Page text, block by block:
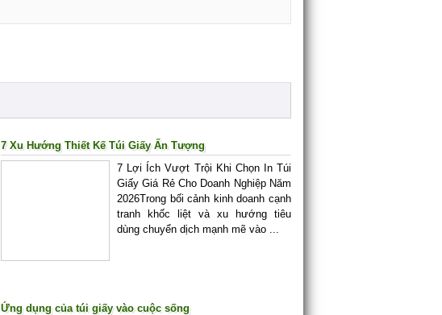
7 Xu Hướng Thiết Kế Túi Giấy Ấn Tượng
7 Lợi Ích Vượt Trội Khi Chọn In Túi
Giấy Giá Rẻ Cho Doanh Nghiệp Năm
2026Trong bối cảnh kinh doanh cạnh
tranh khốc liệt và xu hướng tiêu
dùng chuyển dịch mạnh mẽ vào ...
Ứng dụng của túi giấy vào cuộc sống